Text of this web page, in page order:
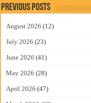
Previous Posts
August 2026 (12)
July 2026 (23)
June 2026 (41)
May 2026 (28)
April 2026 (47)